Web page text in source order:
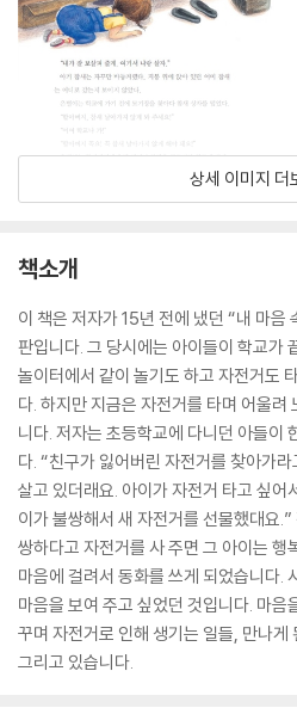
상세 이미지 더
책소개
이 책은 저자가 15년 전에 냈던 “내 마음
판입니다. 그 당시에는 아이들이 학교가
놀이터에서 같이 놀기도 하고 자전거도
다. 하지만 지금은 자전거를 타며 어울려
니다. 저자는 초등학교에 다니던 아들이
다. “친구가 잃어버린 자전거를 찾아가
살고 있더래요. 아이가 자전거 타고 싶어
이가 불쌍해서 새 자전거를 선물했대요
쌍하다고 자전거를 사 주면 그 아이는 행
마음에 걸려서 동화를 쓰게 되었습니다.
마음을 보여 주고 싶었던 것입니다. 마음
꾸며 자전거로 인해 생기는 일들, 만나게
그리고 있습니다.